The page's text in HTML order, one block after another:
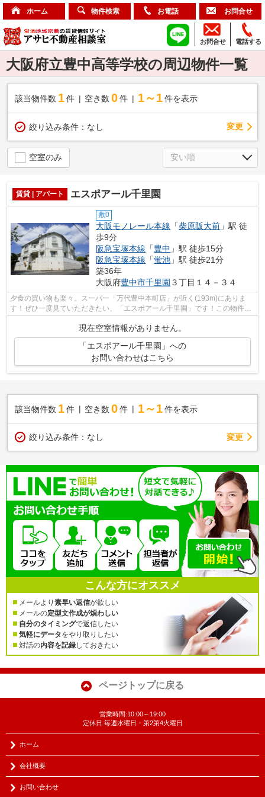
ホーム 物件検索 お電話 お問合せ
電話する
お問合せ
大阪府立豊中高等学校の周辺物件一覧
該当物件数 1件 空き数 0 件 1～1 件を表示
絞り込み条件： なし 変更
空室のみ
賃貸 | アパート エスポアール千里園
敷0
大阪モノレール本線 「柴原阪大前 」駅 徒
歩9分
阪急宝塚本線 「豊中 」駅 徒歩15分
阪急宝塚本線 「蛍池 」駅 徒歩21分
築36年
大阪府豊中市千里園 ３丁目１４－３４
夕食の買い物も楽々。スーパー「万代豊中本町店」が近く(193m)にありま
す！ぜひ一度見ていただきたい、「エスポアール千里園」です！この物件は
現在空室情報がありません。
「エスポアール千里園」への
お問い合わせはこちら
該当物件数 1件 空き数 0 件 1～1 件を表示
絞り込み条件： なし 変更
こんな方にオススメ
メールより 素早い返信が欲しい
メールの定型文作成が煩わしい
自分のタイミングで返信したい
気軽にデータをやり取りしたい
対話の内容を記録しておきたい
ページトップに戻る
営業時間:10:00～19:00
定休日:毎週水曜日・第2第4火曜日
ホーム
会社概要
お問い合わせ